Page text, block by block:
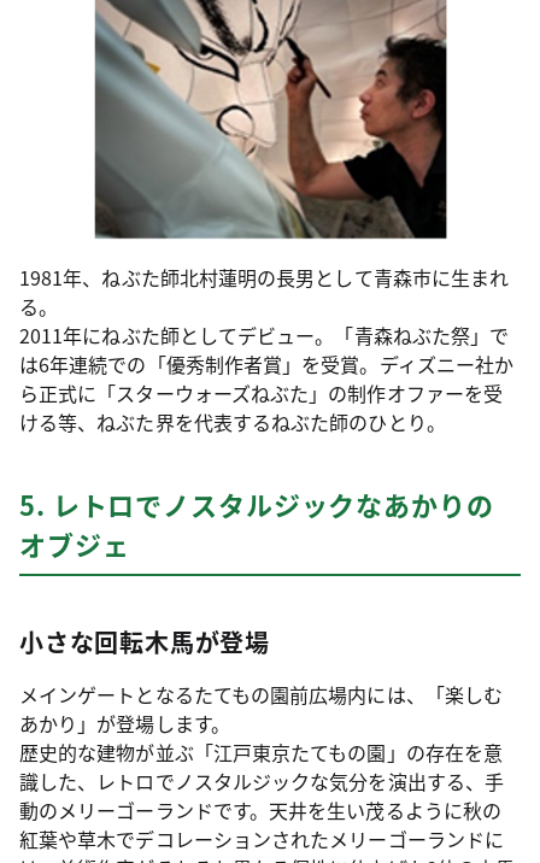
1981年、ねぶた師北村蓮明の長男として青森市に生まれ
る。
2011年にねぶた師としてデビュー。「青森ねぶた祭」で
は6年連続での「優秀制作者賞」を受賞。ディズニー社か
ら正式に「スターウォーズねぶた」の制作オファーを受
ける等、ねぶた界を代表するねぶた師のひとり。
5. レトロでノスタルジックなあかりの
オブジェ
小さな回転木馬が登場
メインゲートとなるたてもの園前広場内には、「楽しむ
あかり」が登場します。
歴史的な建物が並ぶ「江戸東京たてもの園」の存在を意
識した、レトロでノスタルジックな気分を演出する、手
動のメリーゴーランドです。天井を生い茂るように秋の
紅葉や草木でデコレーションされたメリーゴーランドに